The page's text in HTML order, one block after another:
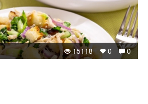
0
0
15118